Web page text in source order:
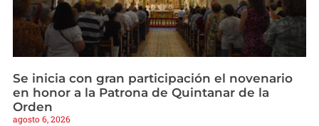
Se inicia con gran participación el novenario
en honor a la Patrona de Quintanar de la
Orden
agosto 6, 2026